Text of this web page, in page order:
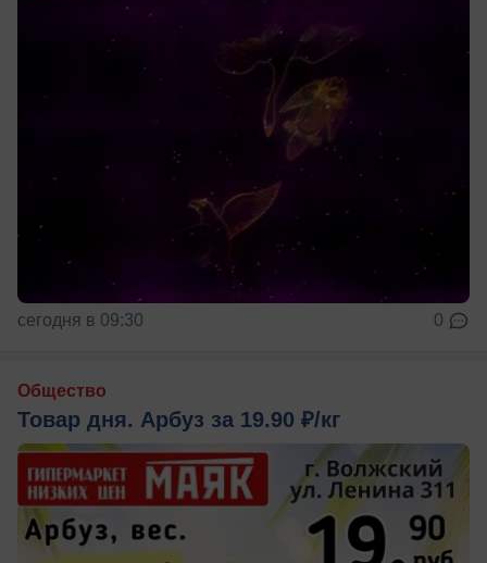
сегодня в 09:30 0
Общество
Товар дня. Арбуз за 19.90 ₽/кг